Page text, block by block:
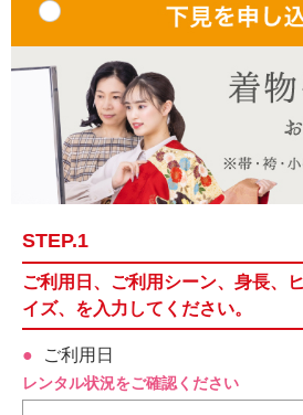
STEP.1
ご利用日、ご利用シーン、身長、
イズ、を入力してください。
ご利用日
レンタル状況をご確認ください